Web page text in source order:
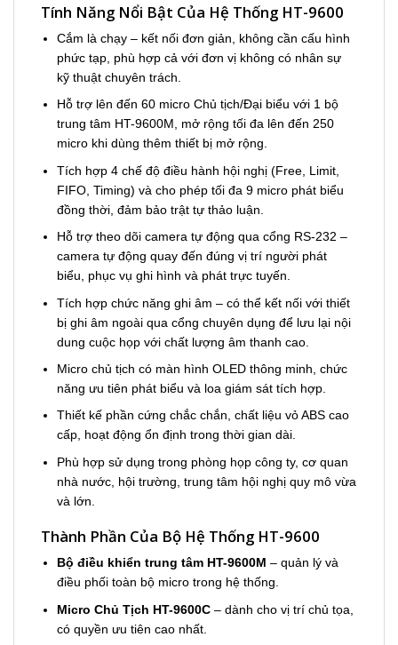
Tính Năng Nổi Bật Của Hệ Thống HT-9600
Cắm là chạy – kết nối đơn giản, không cần cấu hình
phức tạp, phù hợp cả với đơn vị không có nhân sự
kỹ thuật chuyên trách.
Hỗ trợ lên đến 60 micro Chủ tịch/Đại biểu với 1 bộ
trung tâm HT-9600M, mở rộng tối đa lên đến 250
micro khi dùng thêm thiết bị mở rộng.
Tích hợp 4 chế độ điều hành hội nghị (Free, Limit,
FIFO, Timing) và cho phép tối đa 9 micro phát biểu
đồng thời, đảm bảo trật tự thảo luận.
Hỗ trợ theo dõi camera tự động qua cổng RS-232 –
camera tự động quay đến đúng vị trí người phát
biểu, phục vụ ghi hình và phát trực tuyến.
Tích hợp chức năng ghi âm – có thể kết nối với thiết
bị ghi âm ngoài qua cổng chuyên dụng để lưu lại nội
dung cuộc họp với chất lượng âm thanh cao.
Micro chủ tịch có màn hình OLED thông minh, chức
năng ưu tiên phát biểu và loa giám sát tích hợp.
Thiết kế phần cứng chắc chắn, chất liệu vỏ ABS cao
cấp, hoạt động ổn định trong thời gian dài.
Phù hợp sử dụng trong phòng họp công ty, cơ quan
nhà nước, hội trường, trung tâm hội nghị quy mô vừa
và lớn.
Thành Phần Của Bộ Hệ Thống HT-9600
Bộ điều khiển trung tâm HT-9600M – quản lý và
điều phối toàn bộ micro trong hệ thống.
Micro Chủ Tịch HT-9600C – dành cho vị trí chủ tọa,
có quyền ưu tiên cao nhất.